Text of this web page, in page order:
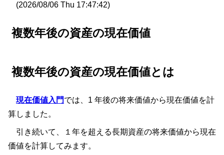
(2026/08/06 Thu 17:47:42)
複数年後の資産の現在価値
複数年後の資産の現在価値とは
現在価値入門では、1 年後の将来価値から現在価値を計
算しました。
引き続いて、１年を超える長期資産の将来価値から現在
価値を計算してみます。